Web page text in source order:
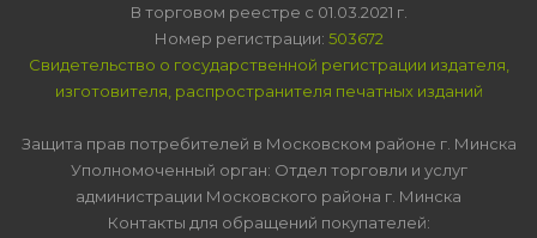
В торговом реестре с 01.03.2021 г.
Номер регистрации: 503672
Свидетельство о государственной регистрации издателя,
изготовителя, распространителя печатных изданий
Защита прав потребителей в Московском районе г. Минска
Уполномоченный орган: Отдел торговли и услуг
администрации Московского района г. Минска
Контакты для обращений покупателей: